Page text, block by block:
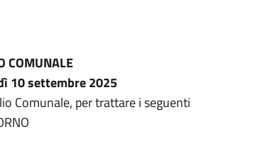
COMUNALE
10 settembre 2025
Comunale, per trattare i seguenti